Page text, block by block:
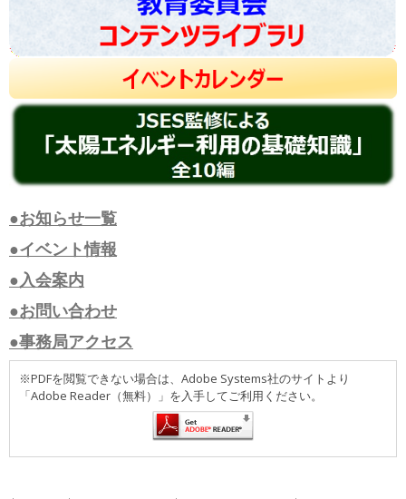
●お知らせ一覧
●イベント情報
●入会案内
●お問い合わせ
●事務局アクセス
※PDFを閲覧できない場合は、Adobe Systems社のサイトより
「Adobe Reader（無料）」を入手してご利用ください。